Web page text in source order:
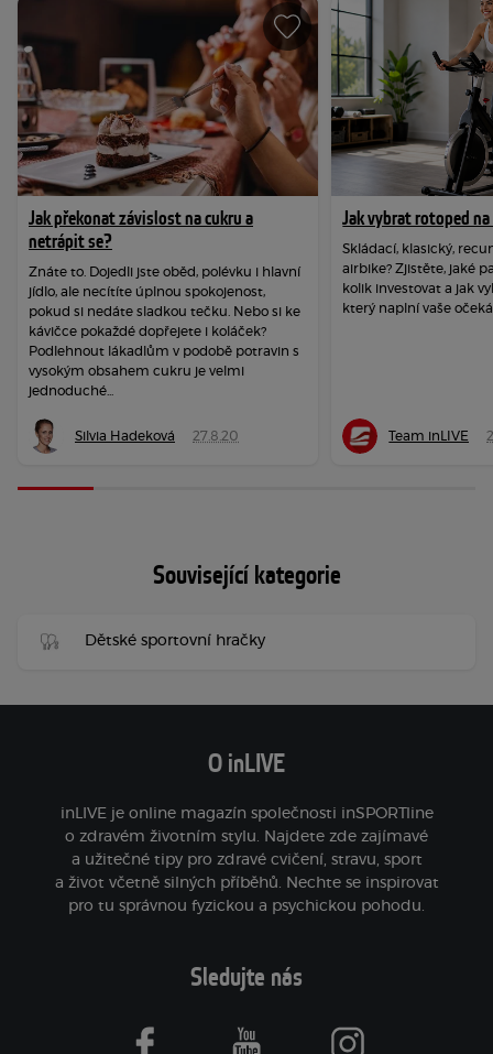
Jak překonat závislost na cukru a
netrápit se?
Znáte to. Dojedli jste oběd, polévku i hlavní
jídlo, ale necítíte úplnou spokojenost,
pokud si nedáte sladkou tečku. Nebo si ke
kávičce pokaždé dopřejete i koláček?
Podlehnout lákadlům v podobě potravin s
vysokým obsahem cukru je velmi
jednoduché...
Silvia Hadeková 27.8.20
Jak vybrat rotoped
Skládací, klasický,
airbike? Zjistěte, jaké
kolik investovat a jak
který naplní vaše
Team inLIVE
Související kategorie
Dětské sportovní hračky
O inLIVE
inLIVE je online magazín společnosti inSPORTline
o zdravém životním stylu. Najdete zde zajímavé
a užitečné tipy pro zdravé cvičení, stravu, sport
a život včetně silných příběhů. Nechte se inspirovat
pro tu správnou fyzickou a psychickou pohodu.
Sledujte nás